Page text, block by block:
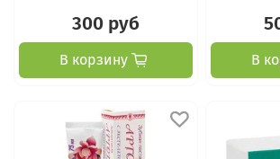
300 руб
В корзину В